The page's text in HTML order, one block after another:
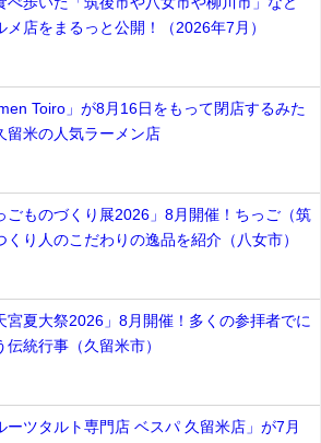
メ店をまるっと公開！（2026年7月）
Toiro」が8月16日をもって閉店するみた
留米の人気ラーメン店
ごものづくり展2026」8月開催！ちっご（筑
くり人のこだわりの逸品を紹介（八女市）
宮夏大祭2026」8月開催！多くの参拝者でに
伝統行事（久留米市）
ーツタルト専門店 ベスパ 久留米店」が7月